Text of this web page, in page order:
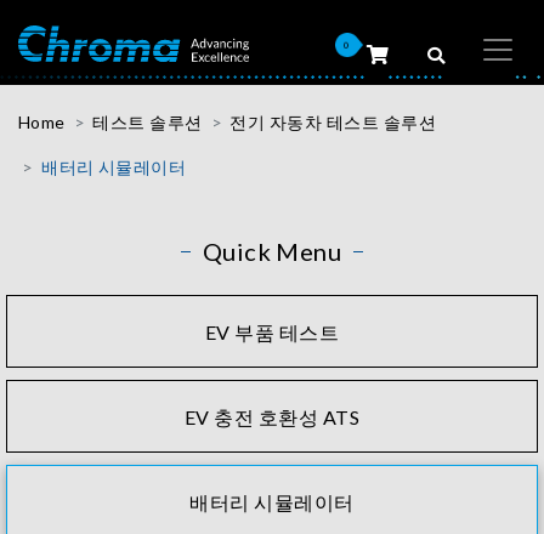
0
Home 테스트 솔루션 전기 자동차 테스트 솔루션
배터리 시뮬레이터
Quick Menu
EV 부품 테스트
EV 충전 호환성 ATS
배터리 시뮬레이터